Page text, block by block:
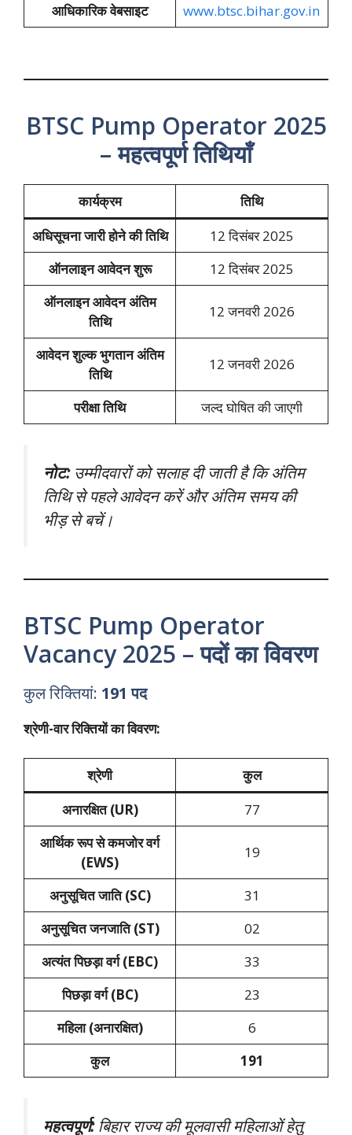
आधिकारिक वेबसाइट
www.btsc.bihar.gov.in
BTSC Pump Operator 2025
– महत्वपूर्ण तिथियाँ
कार्यक्रम
तिथि
अधिसूचना जारी होने की तिथि
12 दिसंबर 2025
ऑनलाइन आवेदन शुरू
12 दिसंबर 2025
ऑनलाइन आवेदन अंतिम
तिथि
12 जनवरी 2026
आवेदन शुल्क भुगतान अंतिम
तिथि
12 जनवरी 2026
परीक्षा तिथि जल्द घोषित की जाएगी
नोट:उम्मीदवारों को सलाह दी जाती है कि अंतिम
तिथि से पहले आवेदन करें और अंतिम समय की
भीड़ से बचें।
BTSC Pump Operator
Vacancy 2025 – पदों का विवरण
कुल रिक्तियां: 191 पद
श्रेणी-वार रिक्तियों का विवरण:
श्रेणी
कुल
अनारक्षित (UR)
77
आर्थिक रूप से कमजोर वर्ग
(EWS)
19
अनुसूचित जाति (SC)
31
अनुसूचित जनजाति (ST)
02
अत्यंत पिछड़ा वर्ग (EBC)
33
पिछड़ा वर्ग (BC)
23
महिला (अनारक्षित)
6
कुल
191
महत्वपूर्ण:बिहार राज्य की मूलवासी महिलाओं हेतु